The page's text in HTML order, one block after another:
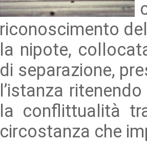
riconoscimento
la nipote,
di separazione,
l’istanza
la conflittualità
circostanza che